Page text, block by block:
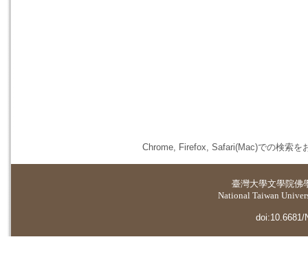
Chrome, Firefox, Safari(Mac)での検索を
臺灣大學文學院佛
National Taiwan
doi:10.6681/